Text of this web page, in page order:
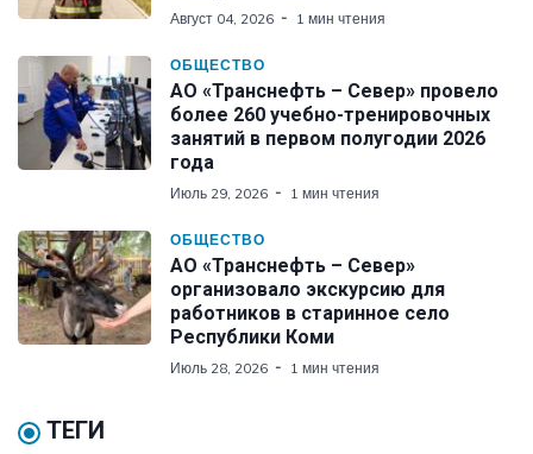
Август 04, 2026 1 мин чтения
ОБЩЕСТВО
АО «Транснефть – Север» провело
более 260 учебно-тренировочных
занятий в первом полугодии 2026
года
Июль 29, 2026 1 мин чтения
ОБЩЕСТВО
АО «Транснефть – Север»
организовало экскурсию для
работников в старинное село
Республики Коми
Июль 28, 2026 1 мин чтения
ТЕГИ